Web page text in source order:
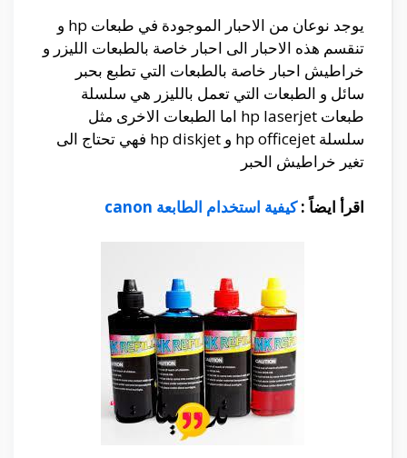
يوجد نوعان من الاحبار الموجودة في طبعات hp و
تنقسم هذه الاحبار الى احبار خاصة بالطبعات الليزر و
خراطيش احبار خاصة بالطبعات التي تطبع بحبر
سائل و الطبعات التي تعمل بالليزر هي سلسلة
طبعات hp laserjet اما الطبعات الاخرى مثل
سلسلة hp officejet و hp diskjet فهي تحتاج الى
تغير خراطيش الحبر
اقرأ ايضاً :كيفية استخدام الطابعة canon